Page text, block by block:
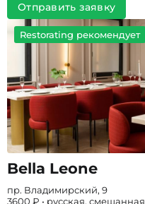
Отправить заявку
Restorating рекомендует
Bella Leone
пр. Владимирский, 9
3600 ₽ • русская, смешанная